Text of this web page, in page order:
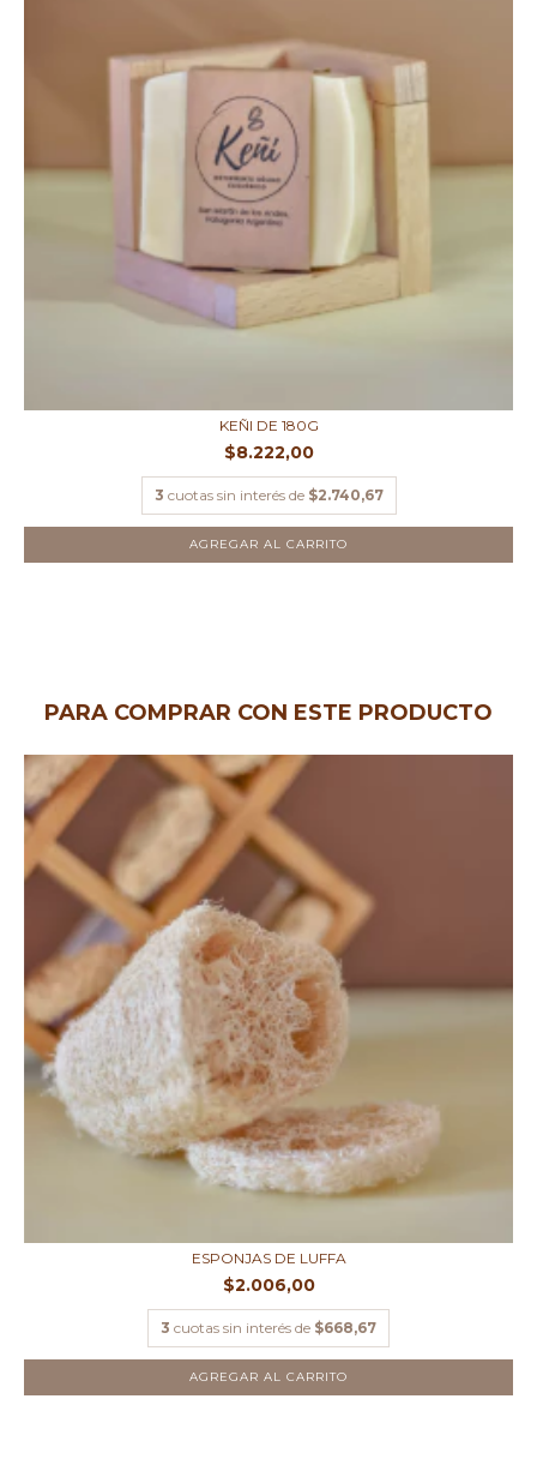
KEÑI DE 180G
$8.222,00
3 cuotas sin interés de $2.740,67
AGREGAR AL CARRITO
PARA COMPRAR CON ESTE PRODUCTO
ESPONJAS DE LUFFA
$2.006,00
3 cuotas sin interés de $668,67
AGREGAR AL CARRITO